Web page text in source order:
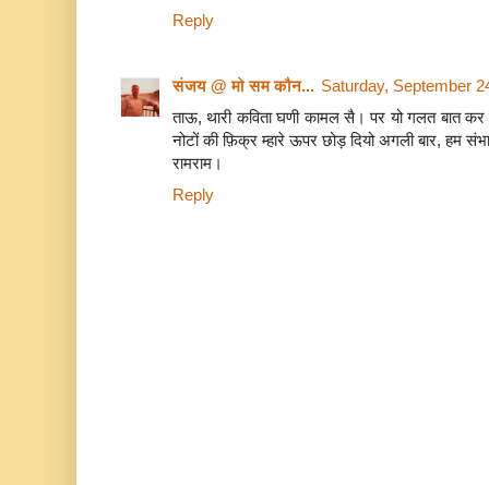
Reply
संजय @ मो सम कौन... Saturday, September
ताऊ, थारी कविता घणी कामल सै। पर यो गलत बात
नोटों की फ़िक्र म्हारे ऊपर छोड़ दियो अगली बार, हम
रामराम।
Reply